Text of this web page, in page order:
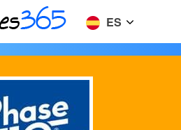
ES